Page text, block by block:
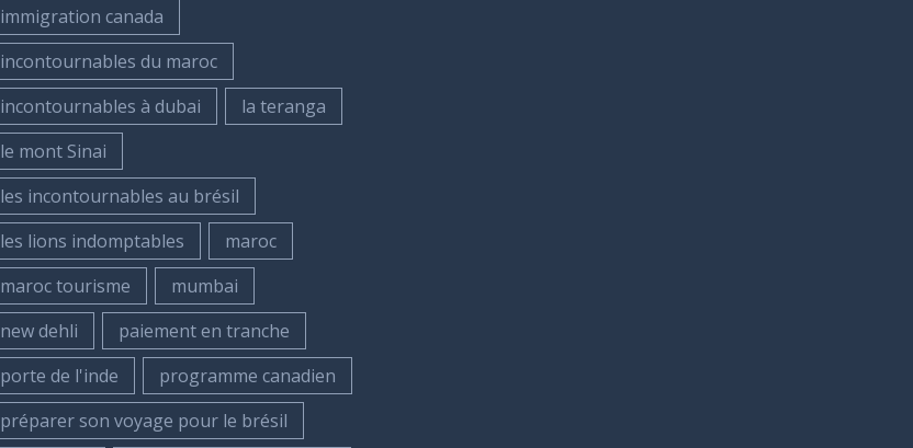
immigration canada
incontournables du maroc
incontournables à dubai
la teranga
le mont Sinai
les incontournables au brésil
les lions indomptables
maroc
maroc tourisme
mumbai
new dehli
paiement en tranche
porte de l'inde
programme canadien
préparer son voyage pour le brésil